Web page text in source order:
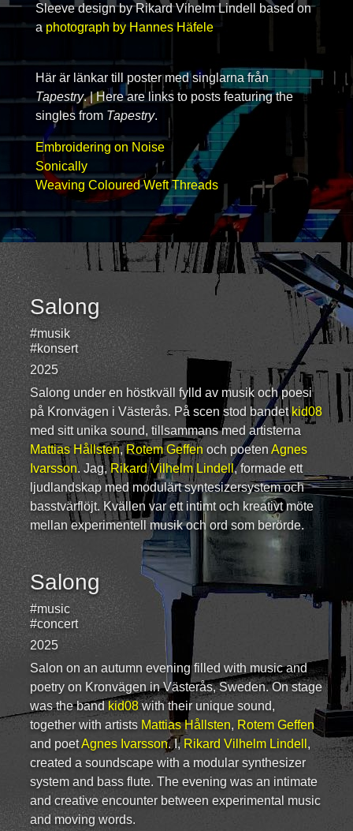
Sleeve design by Rikard Vihelm Lindell based on
a photograph by Hannes Häfele
Här är länkar till poster med singlarna från
Tapestry. | Here are links to posts featuring the
singles from Tapestry.
Embroidering on Noise
Sonically
Weaving Coloured Weft Threads
Salong
#musik
#konsert
2025
Salong under en höstkväll fylld av musik och poesi
på Kronvägen i Västerås. På scen stod bandetkid08
med sitt unika sound, tillsammans med artisterna
Mattias Hållsten,Rotem Geffen och poeten Agnes
Ivarsson. Jag,Rikard Vilhelm Lindell, formade ett
ljudlandskap med modulärt syntesizersystem och
basstvärflöjt. Kvällen var ett intimt och kreativt möte
mellan experimentell musik och ord som berörde.
Salong
#music
#concert
2025
Salon on an autumn evening filled with music and
poetry on Kronvägen in Västerås, Sweden. On stage
was the band kid08with their unique sound,
together with artists Mattias Hållsten, Rotem Geffen
and poetAgnes Ivarsson. I, Rikard Vilhelm Lindell ,
created a soundscape with a modular synthesizer
system and bass flute. The evening was an intimate
and creative encounter between experimental music
and moving words.